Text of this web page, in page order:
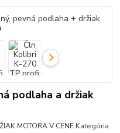
podlaha a držiak
MOTORA V CENE Kategória